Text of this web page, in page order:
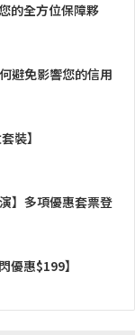
的全方位保障夥
避免影響您的信用
裝】
】多項優惠套票登
優惠$199】